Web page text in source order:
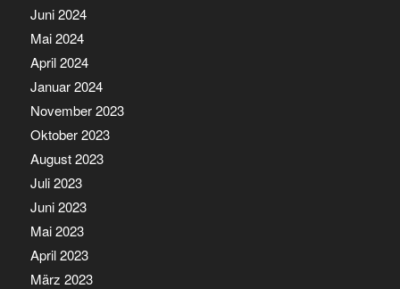
Juni 2024
Mai 2024
April 2024
Januar 2024
November 2023
Oktober 2023
August 2023
Juli 2023
Juni 2023
Mai 2023
April 2023
März 2023